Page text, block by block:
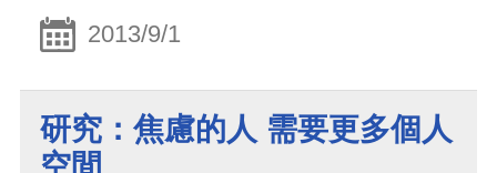
2013/9/1
研究：焦慮的人 需要更多個人
空間